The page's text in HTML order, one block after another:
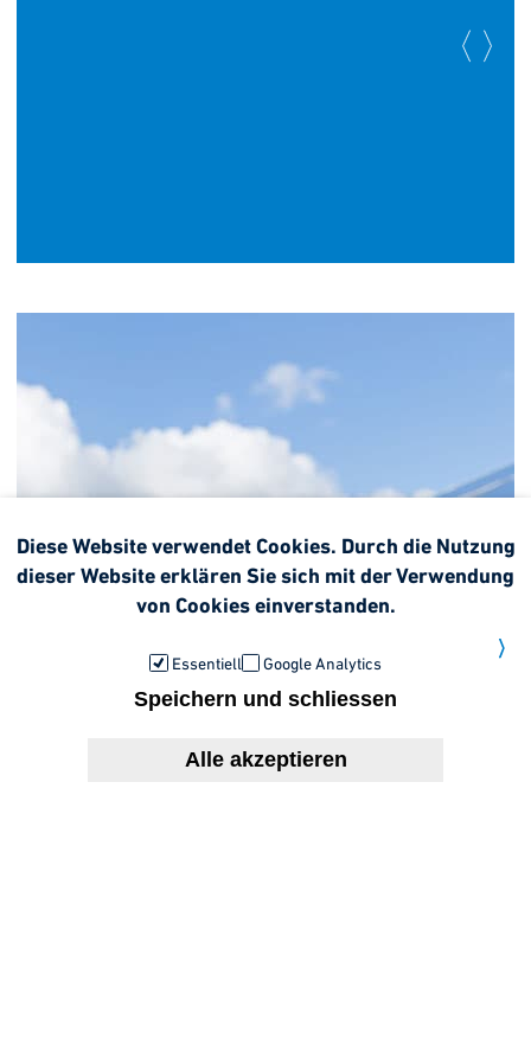
Investitionsmöglichkeiten in
Diese Website verwendet Cookies. Durch die Nutzung
dieser Website erklären Sie sich mit der Verwendung
von Cookies einverstanden.
Essentiell
Google Analytics
Speichern und schliessen
Alle akzeptieren